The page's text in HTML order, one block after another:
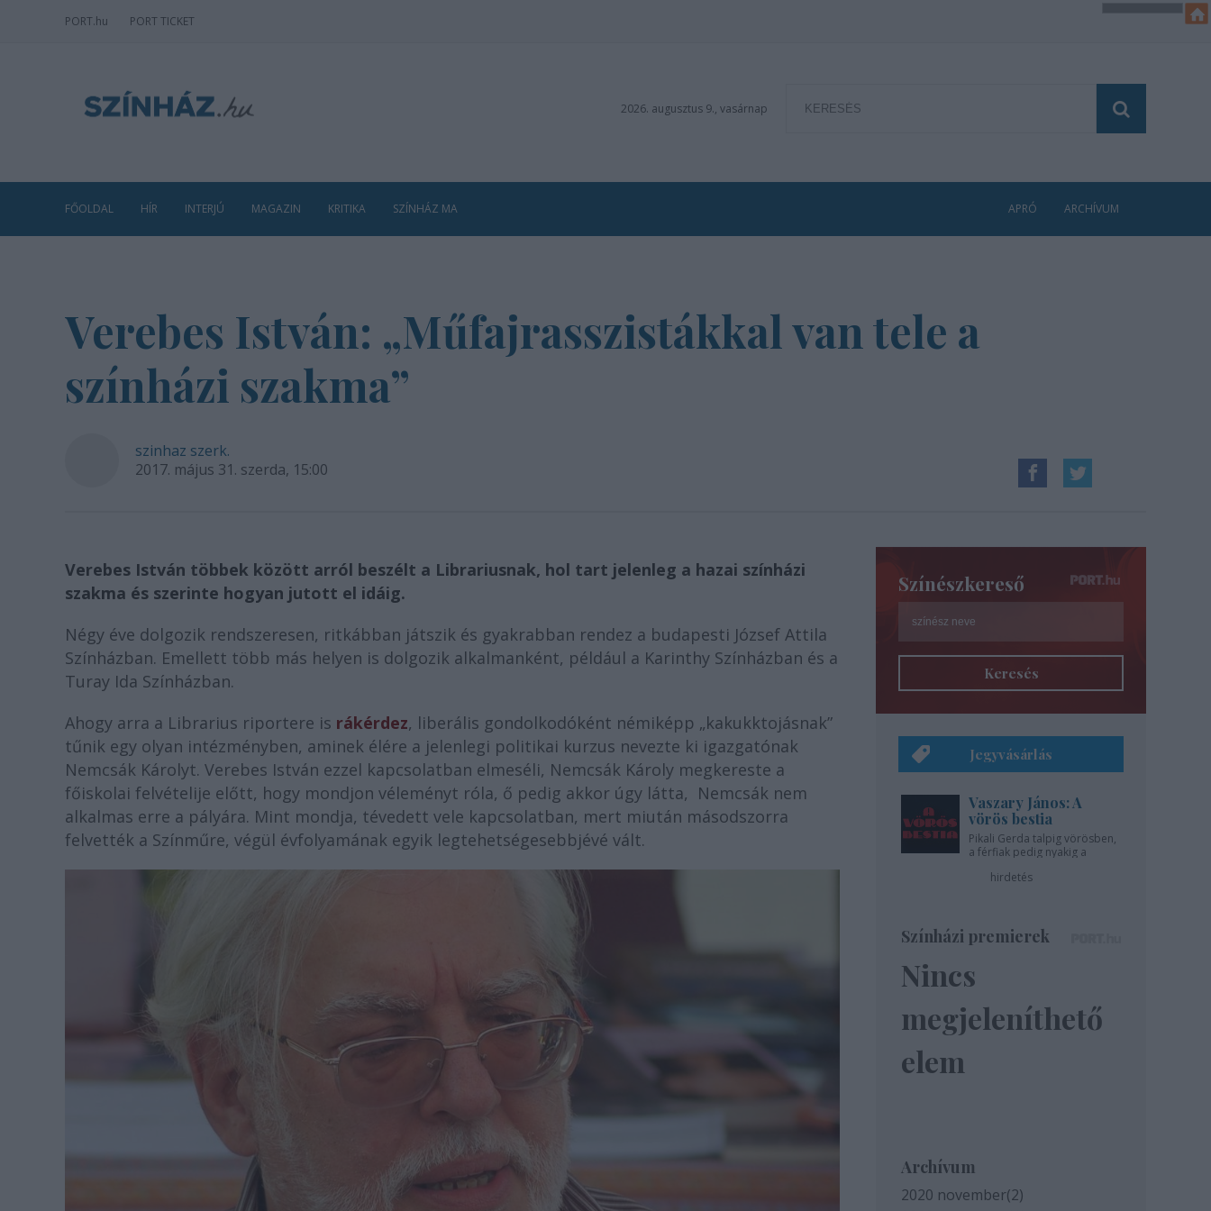
PORT.hu PORT TICKET
2026. augusztus 9., vasárnap
FŐOLDAL HÍR INTERJÚ MAGAZIN KRITIKA SZÍNHÁZ MA APRÓ ARCHÍVUM
Verebes István: „Műfajrasszistákkal van tele a
színházi szakma”
szinhaz szerk.
2017. május 31. szerda, 15:00
Verebes István többek között arról beszélt a Librariusnak, hol tart jelenleg a hazai színházi
szakma és szerinte hogyan jutott el idáig.
Négy éve dolgozik rendszeresen, ritkábban játszik és gyakrabban rendez a budapesti József Attila
Színházban. Emellett több más helyen is dolgozik alkalmanként, például a Karinthy Színházban és a
Turay Ida Színházban.
Ahogy arra a Librarius riportere is rákérdez, liberális gondolkodóként némiképp „kakukktojásnak”
tűnik egy olyan intézményben, aminek élére a jelenlegi politikai kurzus nevezte ki igazgatónak
Nemcsák Károlyt. Verebes István ezzel kapcsolatban elmeséli, Nemcsák Károly megkereste a
főiskolai felvételije előtt, hogy mondjon véleményt róla, ő pedig akkor úgy látta, Nemcsák nem
alkalmas erre a pályára. Mint mondja, tévedett vele kapcsolatban, mert miután másodszorra
felvették a Színműre, végül évfolyamának egyik legtehetségesebbjévé vált.
Színészkereső
Keresés
Jegyvásárlás
Vaszary János: A
vörös bestia
Pikali Gerda talpig vörösben,
a férfiak pedig nyakig a
hirdetés
Színházi premierek
Nincs
megjeleníthető
elem
Archívum
2020 november(2)